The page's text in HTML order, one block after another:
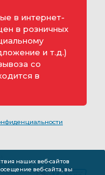
в интернет-
в розничных
и т.д.)
со
в
наших веб-сайтов
веб-сайта, вы